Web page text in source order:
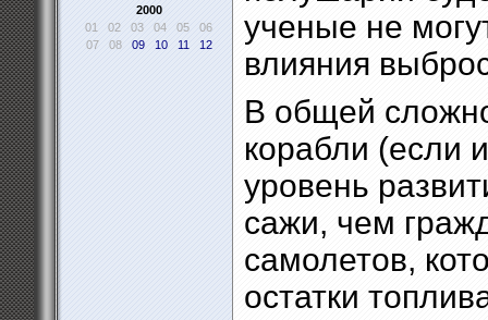
2000
01
02 03 04 05
06
07
08 09 10 11 12
ученые не
влияния
В общей
корабли (если
уровень
сажи, чем
самолетов,
остатки